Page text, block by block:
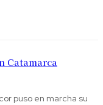
Catamarca
puso en marcha su